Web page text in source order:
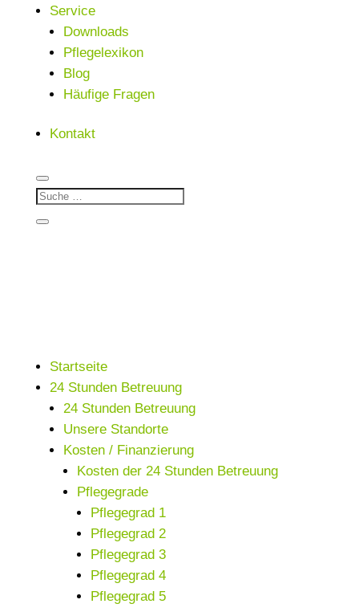
Service
Downloads
Pflegelexikon
Blog
Häufige Fragen
Kontakt
Startseite
24 Stunden Betreuung
24 Stunden Betreuung
Unsere Standorte
Kosten / Finanzierung
Kosten der 24 Stunden Betreuung
Pflegegrade
Pflegegrad 1
Pflegegrad 2
Pflegegrad 3
Pflegegrad 4
Pflegegrad 5